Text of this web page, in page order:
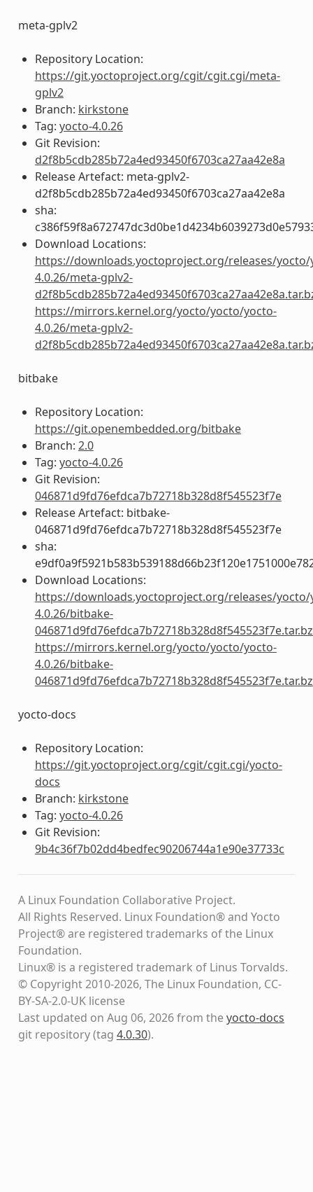
meta-gplv2
Repository Location:
https://git.yoctoproject.org/cgit/cgit.cgi/meta-
gplv2
Branch: kirkstone
Tag: yocto-4.0.26
Git Revision:
d2f8b5cdb285b72a4ed93450f6703ca27aa42e8a
Release Artefact: meta-gplv2-
d2f8b5cdb285b72a4ed93450f6703ca27aa42e8a
sha:
Download Locations:
https://downloads.yoctoproject.org/releases/yocto/
4.0.26/meta-gplv2-
https://mirrors.kernel.org/yocto/yocto/yocto-
4.0.26/meta-gplv2-
bitbake
Repository Location:
https://git.openembedded.org/bitbake
Branch: 2.0
Tag: yocto-4.0.26
Git Revision:
046871d9fd76efdca7b72718b328d8f545523f7e
Release Artefact: bitbake-
046871d9fd76efdca7b72718b328d8f545523f7e
sha:
Download Locations:
https://downloads.yoctoproject.org/releases/yocto/
4.0.26/bitbake-
https://mirrors.kernel.org/yocto/yocto/yocto-
4.0.26/bitbake-
yocto-docs
Repository Location:
https://git.yoctoproject.org/cgit/cgit.cgi/yocto-
docs
Branch: kirkstone
Tag: yocto-4.0.26
Git Revision:
9b4c36f7b02dd4bedfec90206744a1e90e37733c
A Linux Foundation Collaborative Project.
All Rights Reserved. Linux Foundation® and Yocto
Project® are registered trademarks of the Linux
Foundation.
Linux® is a registered trademark of Linus Torvalds.
© Copyright 2010-2026, The Linux Foundation, CC-
BY-SA-2.0-UK license
Last updated on Aug 06, 2026 from theyocto-docs
git repository(tag 4.0.30).